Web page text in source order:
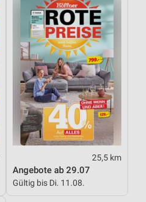
25,5 km
Angebote ab 29.07
Gültig bis Di. 11.08.